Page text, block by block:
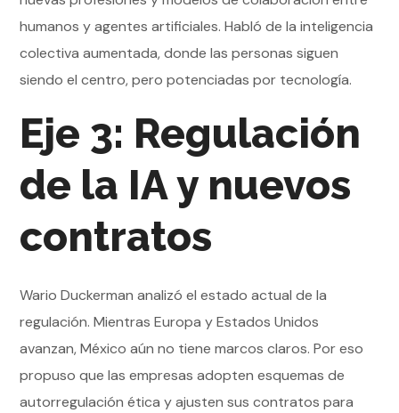
humanos y agentes artificiales. Habló de la inteligencia
colectiva aumentada, donde las personas siguen
siendo el centro, pero potenciadas por tecnología.
Eje 3: Regulación
de la IA y nuevos
contratos
Wario Duckerman analizó el estado actual de la
regulación. Mientras Europa y Estados Unidos
avanzan, México aún no tiene marcos claros. Por eso
propuso que las empresas adopten esquemas de
autorregulación ética y ajusten sus contratos para